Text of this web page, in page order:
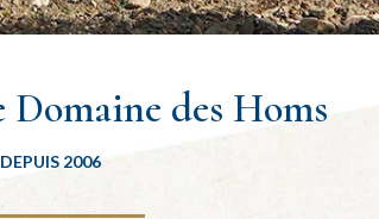
Domaine des Homs
2006